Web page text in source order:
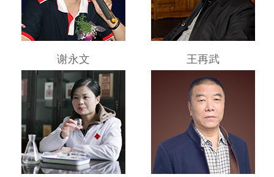
谢永文 王再武